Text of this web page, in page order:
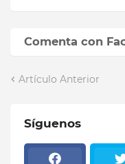
Comenta con
Artículo Anterior
Síguenos